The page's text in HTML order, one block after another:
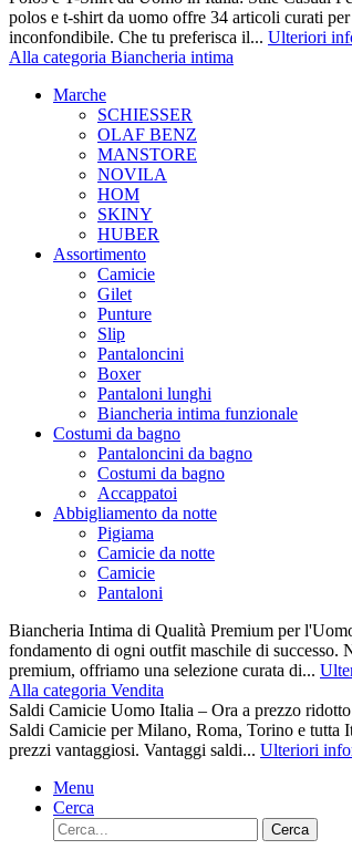
polos e t-shirt da uomo offre 34 articoli curati
inconfondibile. Che tu preferisca il... Ulteriori
Alla categoria Biancheria intima
Marche
SCHIESSER
OLAF BENZ
MANSTORE
NOVILA
HOM
SKINY
HUBER
Assortimento
Camicie
Gilet
Punture
Slip
Pantaloncini
Boxer
Pantaloni lunghi
Biancheria intima funzionale
Costumi da bagno
Pantaloncini da bagno
Costumi da bagno
Accappatoi
Abbigliamento da notte
Pigiama
Camicie da notte
Camicie
Pantaloni
Biancheria Intima di Qualità Premium per
fondamento di ogni outfit maschile di successo.
premium, offriamo una selezione curata di...
Alla categoria Vendita
Saldi Camicie Uomo Italia – Ora a prezzo ridotto
Saldi Camicie per Milano, Roma, Torino e
prezzi vantaggiosi. Vantaggi saldi... Ulteriori
Menu
Cerca
Cerca